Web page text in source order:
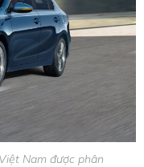
Nam được phân